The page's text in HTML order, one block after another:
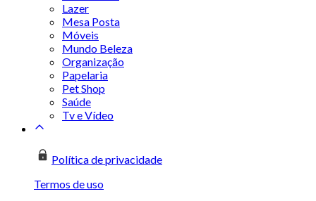
Lazer
Mesa Posta
Móveis
Mundo Beleza
Organização
Papelaria
Pet Shop
Saúde
Tv e Vídeo
Política de privacidade
Termos de uso